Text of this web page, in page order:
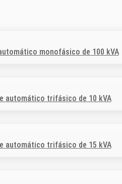
monofásico de 100 kVA
automático trifásico de 10 kVA
automático trifásico de 15 kVA